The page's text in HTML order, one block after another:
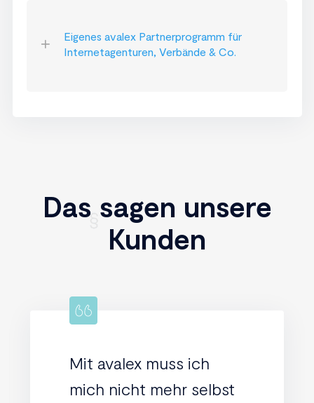
Eigenes avalex Partnerprogramm für
Internetagenturen, Verbände & Co.
Das sagen unsere
Kunden
Mit avalex muss ich
mich nicht mehr selbst